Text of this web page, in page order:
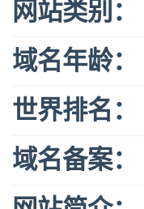
网站类别：
域名年龄：
世界排名：
域名备案：